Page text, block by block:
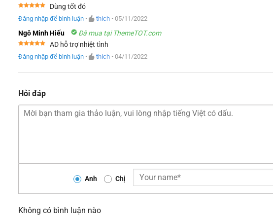
hạng55
Dùng tốt đó
Đăng nhập để bình luận • thích • 05/11/2022
Ngô Minh Hiếu Đã mua tại ThemeTOT.com
hạng55
AD hỗ trợ nhiệt tình
Đăng nhập để bình luận • thích • 04/11/2022
Hỏi đáp
Anh Chị
Không có bình luận nào